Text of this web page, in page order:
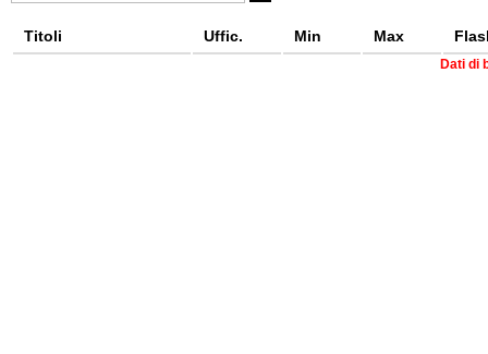
Titoli Uffic. Min Max
Dati di